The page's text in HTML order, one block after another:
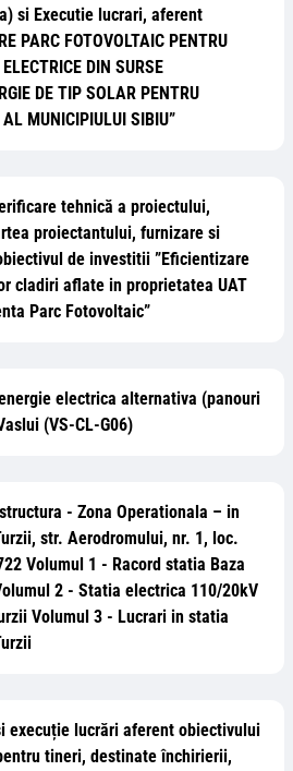
si Executie lucrari, aferent
PARC FOTOVOLTAIC PENTRU
DIN SURSE
DE TIP SOLAR PENTRU
MUNICIPIULUI SIBIU”
tehnică a proiectului,
proiectantului, furnizare si
de investitii ”Eficientizare
cladiri aflate in proprietatea UAT
Parc Fotovoltaic”
electrica alternativa (panouri
(VS-CL-G06)
- Zona Operationala – in
str. Aerodromului, nr. 1, loc.
Volumul 1 - Racord statia Baza
2 - Statia electrica 110/20kV
Volumul 3 - Lucrari in statia
execuție lucrări aferent obiectivului
tineri, destinate închirierii,